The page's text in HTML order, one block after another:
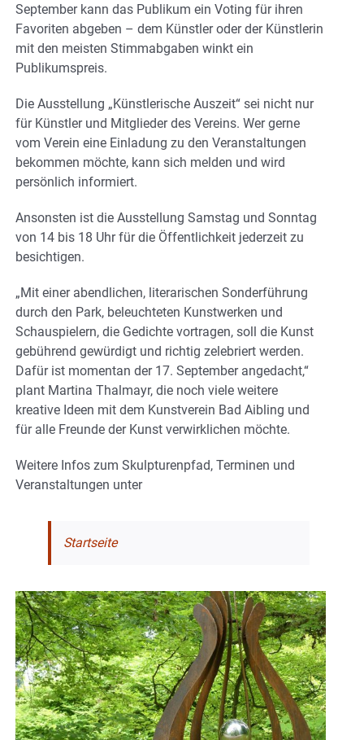
September kann das Publikum ein Voting für ihren
Favoriten abgeben – dem Künstler oder der Künstlerin
mit den meisten Stimmabgaben winkt ein
Publikumspreis.
Die Ausstellung „Künstlerische Auszeit“ sei nicht nur
für Künstler und Mitglieder des Vereins. Wer gerne
vom Verein eine Einladung zu den Veranstaltungen
bekommen möchte, kann sich melden und wird
persönlich informiert.
Ansonsten ist die Ausstellung Samstag und Sonntag
von 14 bis 18 Uhr für die Öffentlichkeit jederzeit zu
besichtigen.
„Mit einer abendlichen, literarischen Sonderführung
durch den Park, beleuchteten Kunstwerken und
Schauspielern, die Gedichte vortragen, soll die Kunst
gebührend gewürdigt und richtig zelebriert werden.
Dafür ist momentan der 17. September angedacht,“
plant Martina Thalmayr, die noch viele weitere
kreative Ideen mit dem Kunstverein Bad Aibling und
für alle Freunde der Kunst verwirklichen möchte.
Weitere Infos zum Skulpturenpfad, Terminen und
Veranstaltungen unter
Startseite